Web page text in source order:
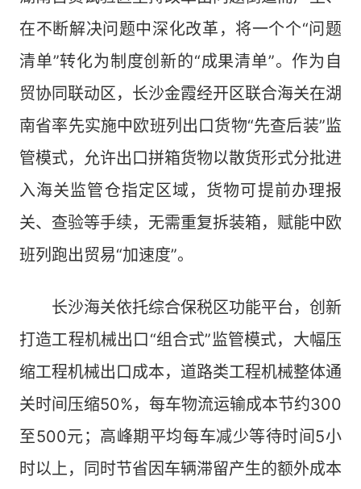
在不断解决问题中深化改革，将一个个“问题
清单”转化为制度创新的“成果清单”。作为自
贸协同联动区，长沙金霞经开区联合海关在湖
南省率先实施中欧班列出口货物“先查后装”监
管模式，允许出口拼箱货物以散货形式分批进
入海关监管仓指定区域，货物可提前办理报
关、查验等手续，无需重复拆装箱，赋能中欧
班列跑出贸易“加速度”。
长沙海关依托综合保税区功能平台，创新
打造工程机械出口“组合式”监管模式，大幅压
缩工程机械出口成本，道路类工程机械整体通
关时间压缩50%，每车物流运输成本节约300
至500元；高峰期平均每车减少等待时间5小
时以上，同时节省因车辆滞留产生的额外成本